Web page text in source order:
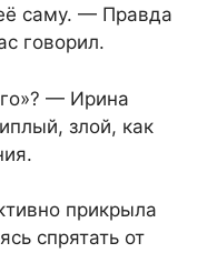
саму. — Правда
говорил.
— Ирина
злой, как
прикрыла
спрятать от